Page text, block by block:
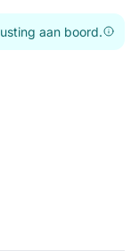
aan boord.